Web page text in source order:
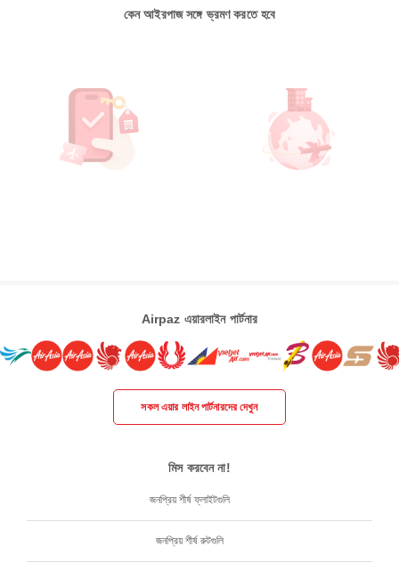
কেন আইরপাজ সঙ্গে ভ্রমণ করতে হবে
Airpaz এয়ারলাইন পার্টনার
সকল এয়ার লাইন পার্টনারদের দেখুন
মিস করবেন না!
জনপ্রিয় শীর্ষ ফ্লাইটগুলি
জনপ্রিয় শীর্ষ রুটগুলি